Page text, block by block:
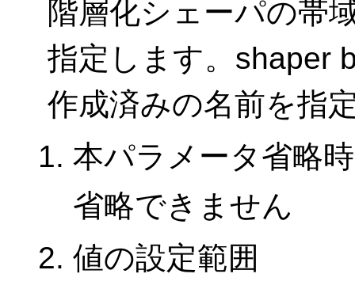
階層化シェーパの帯
指定します。shaper
作成済みの名前を指
本パラメータ省略
省略できません
値の設定範囲